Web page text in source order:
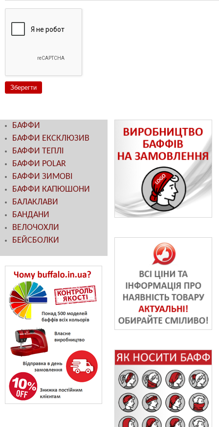
БАФФИ
БАФФИ ЕКСКЛЮЗИВ
БАФФИ ТЕПЛІ
БАФФИ POLAR
БАФФИ ЗИМОВІ
БАФФИ КАПЮШОНИ
БАЛАКЛАВИ
БАНДАНИ
ВЕЛОЧОХЛИ
БЕЙСБОЛКИ